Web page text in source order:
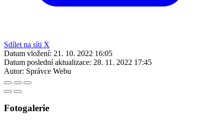
Sdílet na síti X
Datum vložení: 21. 10. 2022 16:05
Datum poslední aktualizace: 28. 11. 2022 17:45
Autor: Správce Webu
Fotogalerie